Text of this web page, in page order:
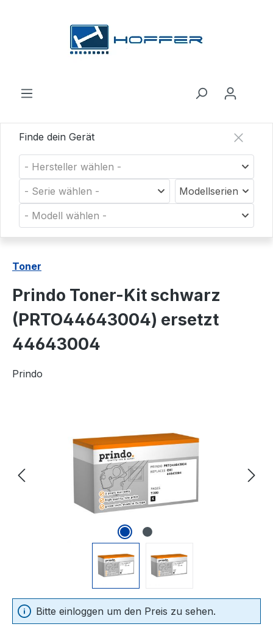
Finde dein Gerät
- Hersteller wählen -
- Serie wählen -
Modellserien
- Modell wählen -
Toner
Prindo Toner-Kit schwarz
(PRTO44643004) ersetzt
44643004
Prindo
Bitte einloggen um den Preis zu sehen.